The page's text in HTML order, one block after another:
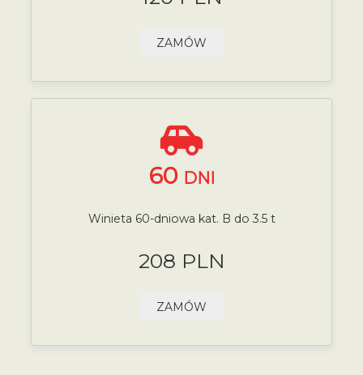
ZAMÓW
60 DNI
Winieta 60-dniowa kat. B do 3.5 t
208 PLN
ZAMÓW